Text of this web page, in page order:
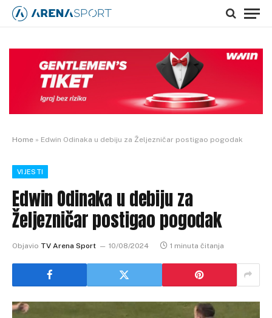
Home » Edwin Odinaka u debiju za Željezničar postigao pogodak
VIJESTI
Edwin Odinaka u debiju za
Željezničar postigao pogodak
Objavio TV Arena Sport 10/08/2024 1 minuta čitanja